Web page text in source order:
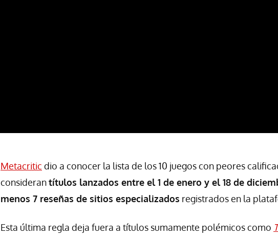
Metacritic dio a conocer la lista de los 10 juegos con peores
considerantítulos lanzados entre el 1 de enero y el 18 de
menos 7 reseñas de sitios especializados registrados en la
Esta última regla deja fuera a títulos sumamente polémicos como